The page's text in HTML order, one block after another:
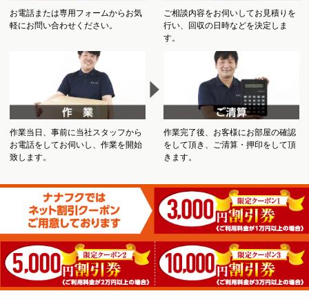
お電話または専用フォームからお気
軽にお問い合わせください。
ご相談内容をお伺いしてお見積りを
行い、回収の日時などを決定しま
す。
作業当日、事前に当社スタッフから
お電話をしてお伺いし、作業を開始
致します。
作業完了後、お客様にお部屋の確認
をして頂き、ご清算・押印をして頂
きます。